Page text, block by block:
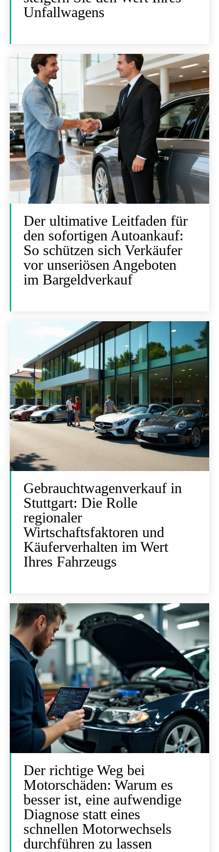
Unfallwagens
Der ultimative Leitfaden für
den sofortigen Autoankauf:
So schützen sich Verkäufer
vor unseriösen Angeboten
im Bargeldverkauf
Gebrauchtwagenverkauf in
Stuttgart: Die Rolle
regionaler
Wirtschaftsfaktoren und
Käuferverhalten im Wert
Ihres Fahrzeugs
Der richtige Weg bei
Motorschäden: Warum es
besser ist, eine aufwendige
Diagnose statt eines
schnellen Motorwechsels
durchführen zu lassen